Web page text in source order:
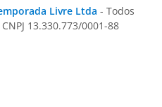
Livre Ltda - Todos
13.330.773/0001-88